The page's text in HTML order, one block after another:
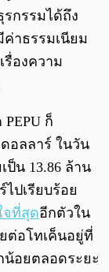
รกรรมได้ถึง
ค่าธรรมเนียม
องความ
ก็
อลลาร์ ในวัน
ป็น 13.86 ล้าน
ปเรียบร้อย
จที่สุดอีกตัวใน
ต่อโทเค็นอยู่ที่
น้อยตลอดระยะ